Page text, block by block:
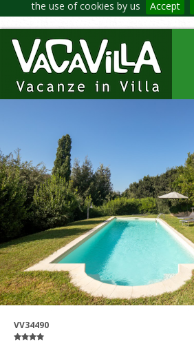
the use of cookies by us Accept
VV34490